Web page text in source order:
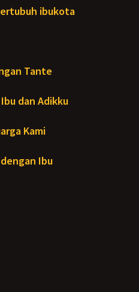
ibukota
Tante
dan Adikku
Kami
Ibu